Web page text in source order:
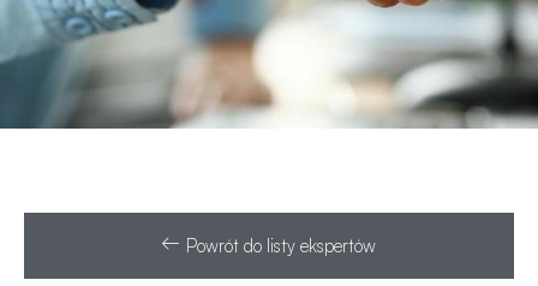
Powrót do listy ekspertów